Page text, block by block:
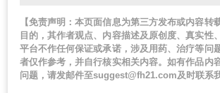
【免责声明：本页面信息为第三方发布或内容转
目的，其作者观点、内容描述及原创度、真实性
平台不作任何保证或承诺，涉及用药、治疗等问
者仅作参考，并自行核实相关内容。如有作品内
问题，请发邮件至suggest@fh21.com及时联系